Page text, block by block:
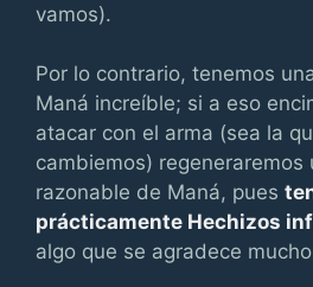
vamos).
Por lo contrario, tenemos
Maná increíble; si a eso
atacar con el arma (sea la
cambiemos) regeneraremos
razonable de Maná, pues
prácticamente Hechizos
algo que se agradece